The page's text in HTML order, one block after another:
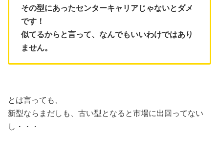
その型にあったセンターキャリアじゃないとダメ
です！
似てるからと言って、なんでもいいわけではあり
ません。
とは言っても、
新型ならまだしも、古い型となると市場に出回ってない
し・・・